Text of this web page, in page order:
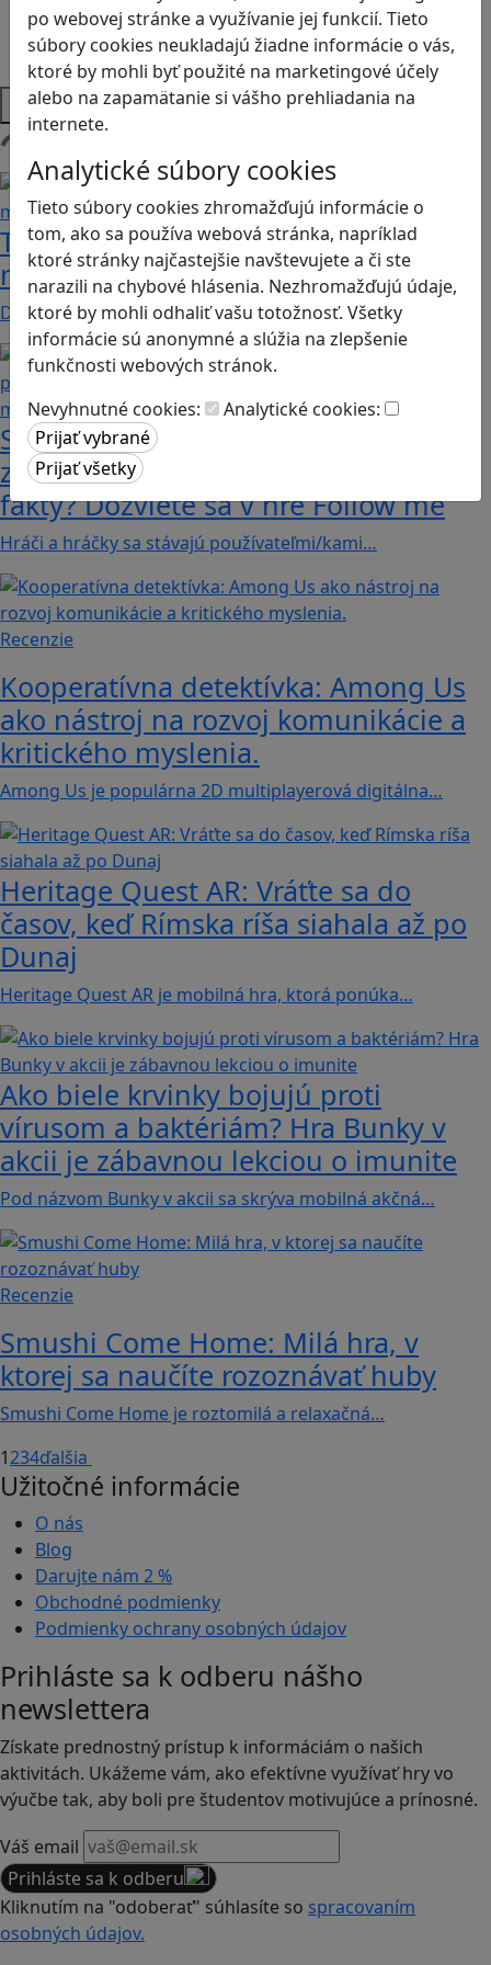
po webovej stránke a využívanie jej funkcií. Tieto
súbory cookies neukladajú žiadne informácie o vás,
ktoré by mohli byť použité na marketingové účely
alebo na zapamätanie si vášho prehliadania na
internete.
Analytické súbory cookies
Tieto súbory cookies zhromažďujú informácie o
tom, ako sa používa webová stránka, napríklad
ktoré stránky najčastejšie navštevujete a či ste
narazili na chybové hlásenia. Nezhromažďujú údaje,
ktoré by mohli odhaliť vašu totožnosť. Všetky
informácie sú anonymné a slúžia na zlepšenie
funkčnosti webových stránok.
Nevyhnutné cookies:
Analytické cookies:
Strategické myslenie
Zdravie a pohyb
Platformy
Načítam blogy
Tick Tock: A Tale for Tw‪o je hra s
netradičnou mechanikou spolupráce
Dvaja hráči simultánne lúštia bizarné logické…
Stanete sa influencerom, keď budete
zdieľať iba pravdivé, nie alternatívne
fakty? Dozviete sa v hre Follow me
Hráči a hráčky sa stávajú používateľmi/kami…
Recenzie
Kooperatívna detektívka: Among Us
ako nástroj na rozvoj komunikácie a
kritického myslenia.
Among Us je populárna 2D multiplayerová digitálna…
Heritage Quest AR: Vráťte sa do
časov, keď Rímska ríša siahala až po
Dunaj
Heritage Quest AR je mobilná hra, ktorá ponúka…
Ako biele krvinky bojujú proti
vírusom a baktériám? Hra Bunky v
akcii je zábavnou lekciou o imunite
Pod názvom Bunky v akcii sa skrýva mobilná akčná…
Recenzie
Smushi Come Home: Milá hra, v
ktorej sa naučíte rozoznávať huby
Smushi Come Home je roztomilá a relaxačná…
1234ďalšia
Užitočné informácie
O nás
Blog
Darujte nám 2 %
Obchodné podmienky
Podmienky ochrany osobných údajov
Prihláste sa k odberu nášho
newslettera
Získate prednostný prístup k informáciám o našich
aktivitách. Ukážeme vám, ako efektívne využívať hry vo
výučbe tak, aby boli pre študentov motivujúce a prínosné.
Váš email
Prihláste sa k odberu
Kliknutím na "odoberať" súhlasíte so spracovaním
osobných údajov.